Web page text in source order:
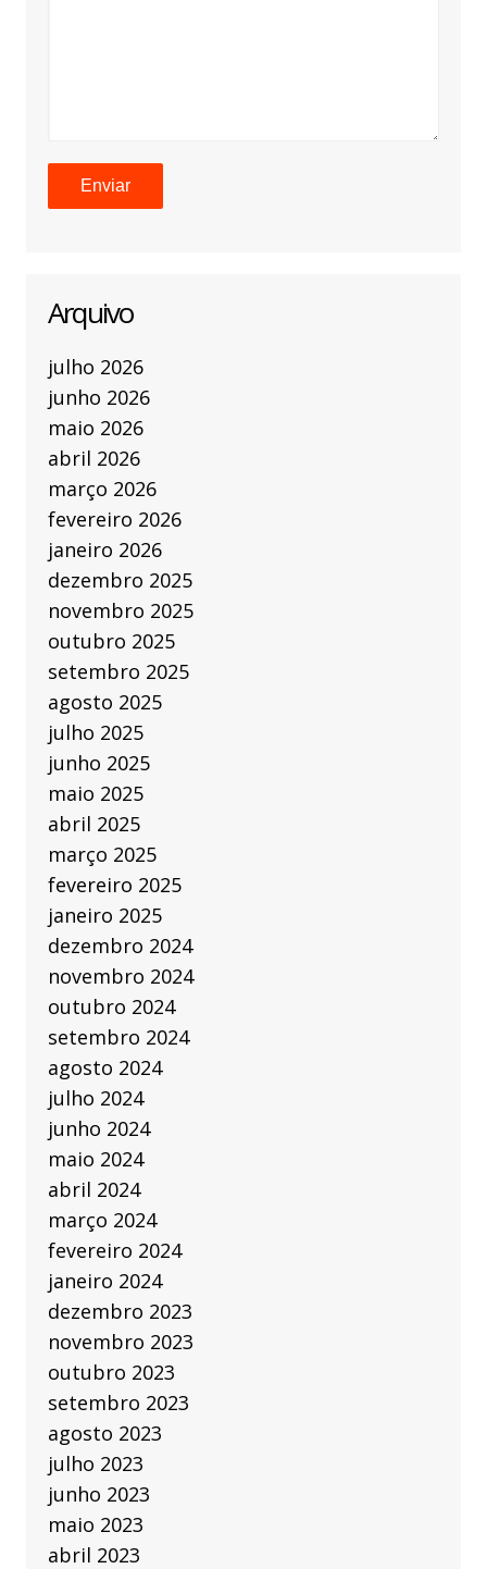
Arquivo
julho 2026
junho 2026
maio 2026
abril 2026
março 2026
fevereiro 2026
janeiro 2026
dezembro 2025
novembro 2025
outubro 2025
setembro 2025
agosto 2025
julho 2025
junho 2025
maio 2025
abril 2025
março 2025
fevereiro 2025
janeiro 2025
dezembro 2024
novembro 2024
outubro 2024
setembro 2024
agosto 2024
julho 2024
junho 2024
maio 2024
abril 2024
março 2024
fevereiro 2024
janeiro 2024
dezembro 2023
novembro 2023
outubro 2023
setembro 2023
agosto 2023
julho 2023
junho 2023
maio 2023
abril 2023